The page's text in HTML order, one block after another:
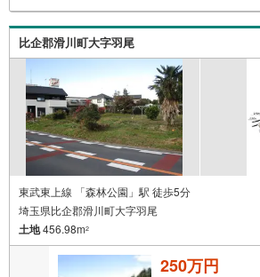
比企郡滑川町大字羽尾
東武東上線 「森林公園」駅 徒歩5分
埼玉県比企郡滑川町大字羽尾
土地456.98m2
250万円